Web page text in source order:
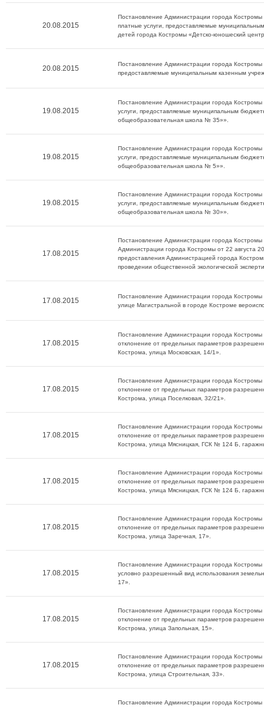
20.08.2015
Постановление Администрации города
платные услуги, предоставляемые
детей города Костромы «Детско-юношеский
20.08.2015
Постановление Администрации города
предоставляемые муниципальным казенным
19.08.2015
Постановление Администрации города
услуги, предоставляемые муниципальным
общеобразовательная школа № 35»».
19.08.2015
Постановление Администрации города
услуги, предоставляемые муниципальным
общеобразовательная школа № 5»».
19.08.2015
Постановление Администрации города
услуги, предоставляемые муниципальным
общеобразовательная школа № 30»».
17.08.2015
Постановление Администрации города
Администрации города Костромы от 22 августа
предоставления Администрацией города
проведении общественной экологической
17.08.2015
Постановление Администрации города
улице Магистральной в городе Костроме
17.08.2015
Постановление Администрации города
отклонение от предельных параметров
Кострома, улица Московская, 14/1».
17.08.2015
Постановление Администрации города
отклонение от предельных параметров
Кострома, улица Поселковая, 32/21».
17.08.2015
Постановление Администрации города
отклонение от предельных параметров
Кострома, улица Мясницкая, ГСК № 124 Б,
17.08.2015
Постановление Администрации города
отклонение от предельных параметров
Кострома, улица Мясницкая, ГСК № 124 Б,
17.08.2015
Постановление Администрации города
отклонение от предельных параметров
Кострома, улица Заречная, 17».
17.08.2015
Постановление Администрации города
условно разрешенный вид использования
17».
17.08.2015
Постановление Администрации города
отклонение от предельных параметров
Кострома, улица Запольная, 15».
17.08.2015
Постановление Администрации города
отклонение от предельных параметров
Кострома, улица Строительная, 33».
Постановление Администрации города